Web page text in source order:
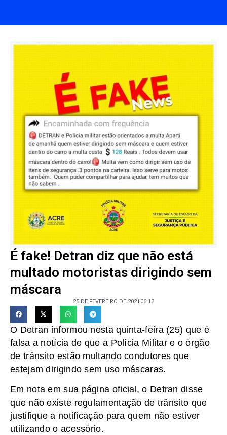
É fake! Detran diz que não está
multado motoristas dirigindo sem
máscara
25 DE FEVEREIRO DE 2021 06:13
O Detran informou nesta quinta-feira (25) que é
falsa a notícia de que a Polícia Militar e o órgão
de trânsito estão multando condutores que
estejam dirigindo sem uso máscaras.
Em nota em sua página oficial, o Detran disse
que não existe regulamentação de trânsito que
justifique a notificação para quem não estiver
utilizando o acessório.